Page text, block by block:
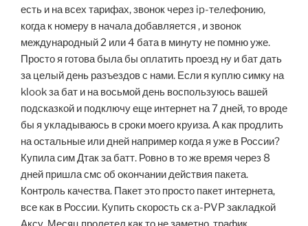
есть и на всех тарифах, звонок через ip-телефонию,
когда к номеру в начала добавляется , и звонок
международный 2 или 4 бата в минуту не помню уже.
Просто я готова была бы оплатить проезд ну и бат дать
за целый день разъездов с нами. Если я куплю симку на
klook за бат и на восьмой день воспользуюсь вашей
подсказкой и подключу еще интернет на 7 дней, то вроде
бы я укладываюсь в сроки моего круиза. А как продлить
на остальные или дней например когда я уже в России?
Купила сим Дтак за батт. Ровно в то же время через 8
дней пришла смс об окончании действия пакета.
Контроль качества. Пакет это просто пакет интернета,
все как в России. Купить скорость ск a-PVP закладкой